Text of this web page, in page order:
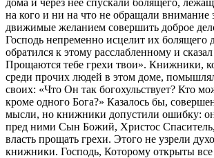
на кого и ни на что не обращали внимание
движимые желанием совершить доброе
Господь непременно исцелит их болящего
обратился к этому расслабленному и
Прощаются тебе грехи твои». Книжники,
среди прочих людей в этом доме,
своих: «Что Он так богохульствует? Кто
кроме одного Бога?» Казалось бы,
мысли, но книжники допустили ошибку:
пред ними Сын Божий, Христос
власть прощать грехи. Этого не узрели
книжники. Господь, Которому открыты